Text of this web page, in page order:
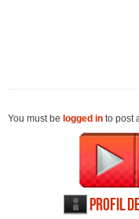
You must be logged in to post
Profil de